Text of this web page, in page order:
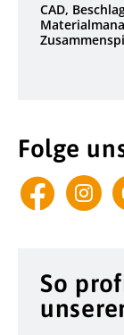
CAD,
Folge
So